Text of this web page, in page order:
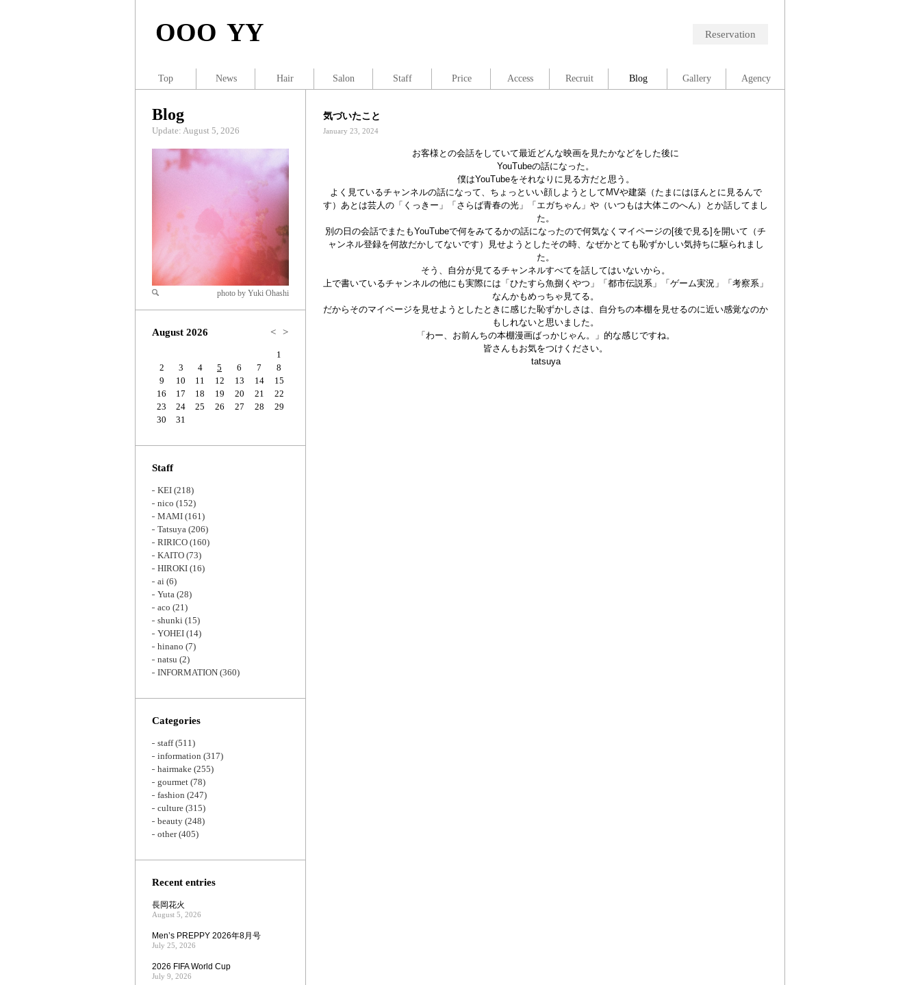
OOO YY Reservation
気づいたこと
January 23, 2024
お客様との会話をしていて最近どんな映画を見たかなどをした後に
YouTubeの話になった。
僕はYouTubeをそれなりに見る方だと思う。
よく見ているチャンネルの話になって、ちょっといい顔しようとしてMVや建築（たまにはほんとに見るんで
す）あとは芸人の「くっきー」「さらば青春の光」「エガちゃん」や（いつもは大体このへん）とか話してまし
た。
別の日の会話でまたもYouTubeで何をみてるかの話になったので何気なくマイページの[後で見る]を開いて（チ
ャンネル登録を何故だかしてないです）見せようとしたその時、なぜかとても恥ずかしい気持ちに駆られまし
た。
そう、自分が見てるチャンネルすべてを話してはいないから。
上で書いているチャンネルの他にも実際には「ひたすら魚捌くやつ」「都市伝説系」「ゲーム実況」「考察系」
なんかもめっちゃ見てる。
だからそのマイページを見せようとしたときに感じた恥ずかしさは、自分ちの本棚を見せるのに近い感覚なのか
もしれないと思いました。
「わー、お前んちの本棚漫画ばっかじゃん。」的な感じですね。
皆さんもお気をつけください。
tatsuya
Blog
Update: August 5, 2026
Zoom
photo by Yuki Ohashi
August 2026 < >
1
2
3 4 5 6 7
8
9
10 11 12 13 14
15
16
17 18 19 20 21
22
23
24 25 26 27 28
29
30
31
Staff
KEI (218)
nico (152)
MAMI (161)
Tatsuya (206)
RIRICO (160)
KAITO (73)
HIROKI (16)
ai (6)
Yuta (28)
aco (21)
shunki (15)
YOHEI (14)
hinano (7)
natsu (2)
INFORMATION (360)
Categories
staff(511)
information (317)
hairmake (255)
gourmet (78)
fashion (247)
culture (315)
beauty (248)
other(405)
Recent entries
長岡花火
August 5, 2026
Men’s PREPPY 2026年8月号
July 25, 2026
2026 FIFA World Cup
July 9, 2026
Top News Hair Salon Staff Price Access Recruit Blog Gallery Agency